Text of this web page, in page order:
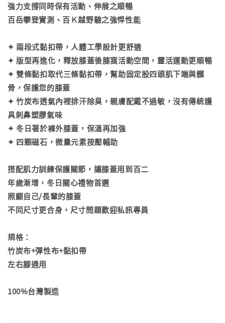
強力支撐同時保有活動、伸展之順暢
百岳攀登實測、百Ｋ越野驗之強悍性能
✦ 兩段式黏扣帶，人體工學設計更舒適
✦ 版型再進化，釋放膝蓋後膝窩活動空間，靈活運動更順暢
✦ 雙條黏扣取代三條黏扣帶，幫助固定股四頭肌下端與髕
骨，保護您的膝蓋
✦ 竹炭布透氣內裡排汗除臭，親膚配戴不過敏，沒有傳統護
具刺鼻塑膠氣味
✦ 冬日著於褲外膝蓋，保溫再加強
✦ 四顆磁石，微量元素按壓輔助
搭配肌力訓練保護關節，讓膝蓋用到百二
年歲漸增，冬日關心禮物首選
照顧自己/長輩的膝蓋
不同尺寸更合身，尺寸問題歡迎私訊專員
規格：
竹炭布+彈性布+黏扣帶
左右腳通用
100%台灣製造